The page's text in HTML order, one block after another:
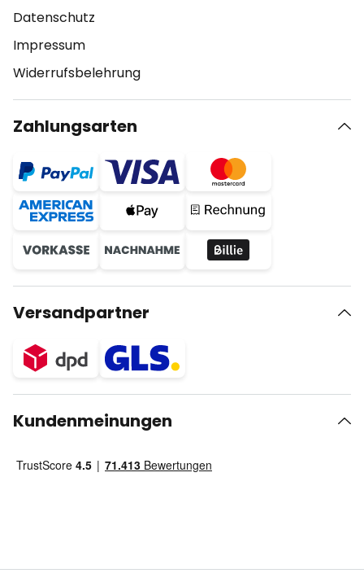
Datenschutz
Impressum
Widerrufsbelehrung
Zahlungsarten
Versandpartner
Kundenmeinungen